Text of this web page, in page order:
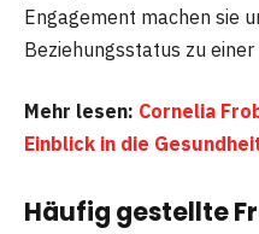
Engagement machen sie
Beziehungsstatus zu
Mehr lesen: Cornelia
Einblick in die
Häufig gestellte